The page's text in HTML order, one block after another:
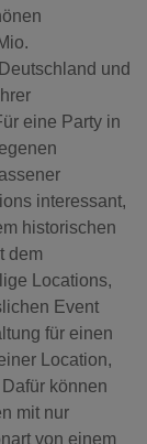
und
eine Party in
interessant,
historischen
dem
Locations,
Event
für einen
Location,
können
mit nur
von einem